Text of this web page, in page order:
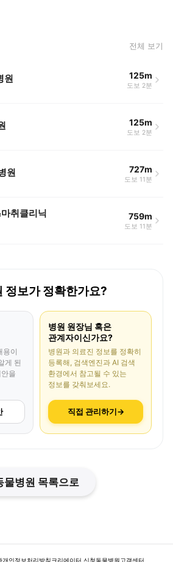
전체 보기
원 125m
도보 2분
125m
도보 2분
원 727m
도보 11분
취클리닉 759m
도보 11분
정보가 정확한가요?
용이
게 된
을
병원 원장님 혹은
관계자이신가요?
병원과 의료진 정보를 정확히
등록해, 검색엔진과 AI 검색
환경에서 참고될 수 있는
정보를 갖춰보세요.
직접 관리하기→
물병원 목록으로
개인정보처리방침크리에이터 신청동물병원고객센터